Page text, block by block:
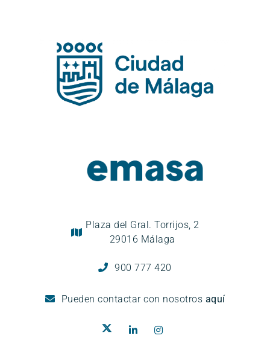
Plaza del Gral. Torrijos, 2
29016 Málaga
900 777 420
Pueden contactar con nosotros aquí